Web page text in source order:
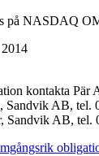
på NASDAQ
kontakta Pär
Sandvik AB, tel.
Sandvik AB, tel.